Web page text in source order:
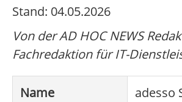
Stand: 04.05.2026
Von der AD HOC NEWS
Fachredaktion für IT-
Name adesso